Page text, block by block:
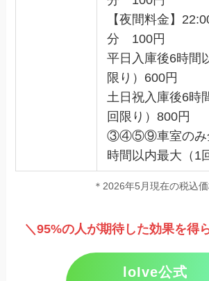
【夜間料金】
分 100円
平日入庫後6時間
限り）600円
土日祝入庫後6時
回限り）800円
③④⑤⑨車室のみ
時間以内最大（1
＊2026年5月現在の税込
＼95%の人が期待した効果を得
loIve公式